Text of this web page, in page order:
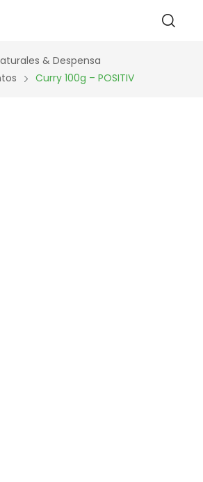
& Despensa
Curry 100g – POSITIV